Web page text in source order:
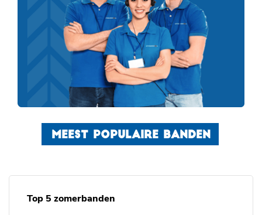
MEEST POPULAIRE BANDEN
Top 5 zomerbanden